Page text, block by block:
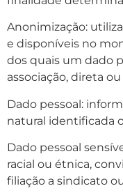
Anonimização:
e disponíveis no
dos quais um dado
associação, direta
Dado pessoal:
natural identificada
Dado pessoal
racial ou étnica,
filiação a sindicato